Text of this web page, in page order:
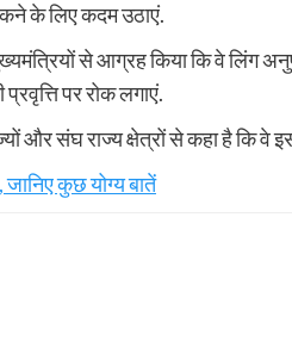
के लिए कदम उठाएं.
से आग्रह किया कि वे लिंग
पर रोक लगाएं.
और संघ राज्य क्षेत्रों से कहा है कि
कुछ योग्य बातें